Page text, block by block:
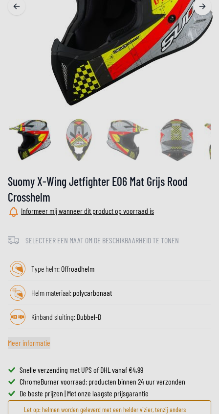
Suomy X-Wing Jetfighter E06 Mat Grijs Rood
Crosshelm
Informeer mij wanneer dit product op voorraad is
SELECTEER EEN MAAT OM DE BESCHIKBAARHEID TE TONEN
Type helm:Offroadhelm
Helm materiaal: polycarbonaat
Kinband sluiting: Dubbel-D
Meer informatie
Snelle verzending met UPS of DHL vanaf €4,99
ChromeBurner voorraad: producten binnen 24 uur verzonden
De beste prijzen | Met onze laagste prijsgarantie
Let op: helmen worden geleverd met een helder vizier, tenzij anders